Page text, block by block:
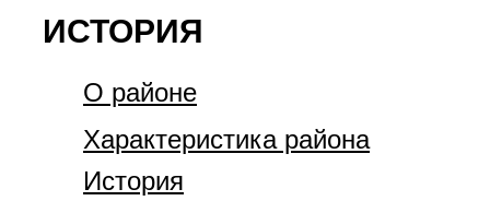
ИСТОРИЯ
О районе
Характеристика района
История